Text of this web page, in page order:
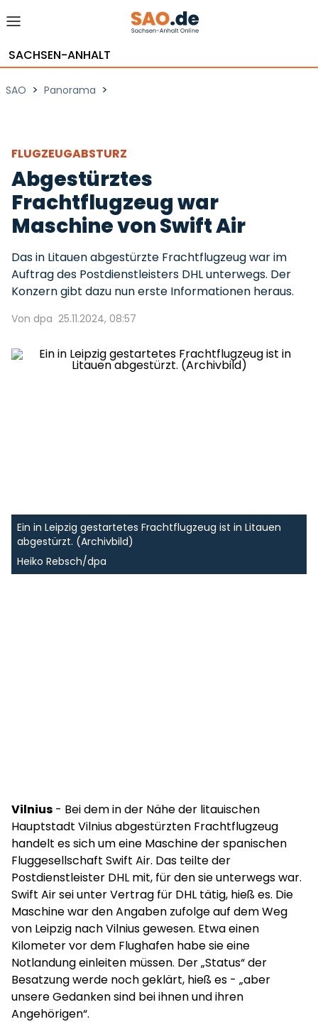
SACHSEN-ANHALT
SAO > Panorama >
FLUGZEUGABSTURZ
Abgestürztes
Frachtflugzeug war
Maschine von Swift Air
Das in Litauen abgestürzte Frachtflugzeug war im
Auftrag des Postdienstleisters DHL unterwegs. Der
Konzern gibt dazu nun erste Informationen heraus.
Von dpa 25.11.2024, 08:57
Ein in Leipzig gestartetes Frachtflugzeug ist in Litauen
abgestürzt. (Archivbild)
Heiko Rebsch/dpa
Vilnius - Bei dem in der Nähe der litauischen
Hauptstadt Vilnius abgestürzten Frachtflugzeug
handelt es sich um eine Maschine der spanischen
Fluggesellschaft Swift Air. Das teilte der
Postdienstleister DHL mit, für den sie unterwegs war.
Swift Air sei unter Vertrag für DHL tätig, hieß es. Die
Maschine war den Angaben zufolge auf dem Weg
von Leipzig nach Vilnius gewesen. Etwa einen
Kilometer vor dem Flughafen habe sie eine
Notlandung einleiten müssen. Der „Status“ der
Besatzung werde noch geklärt, hieß es - „aber
unsere Gedanken sind bei ihnen und ihren
Angehörigen“.